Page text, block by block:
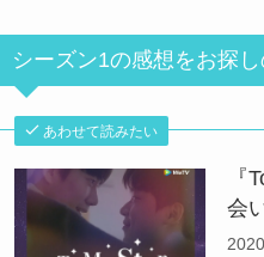
シーズン1の感想をお探
あわせて読みたい
会